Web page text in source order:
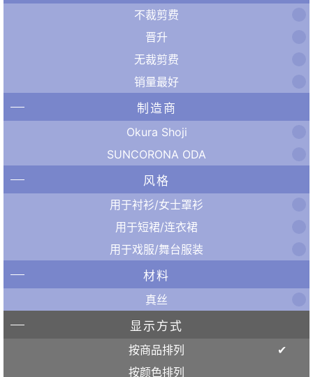
不裁剪费
晋升
无裁剪费
销量最好
制造商
Okura Shoji
SUNCORONA ODA
风格
用于衬衫/女士罩衫
用于短裙/连衣裙
用于戏服/舞台服装
材料
真丝
显示方式
按商品排列
按颜色排列